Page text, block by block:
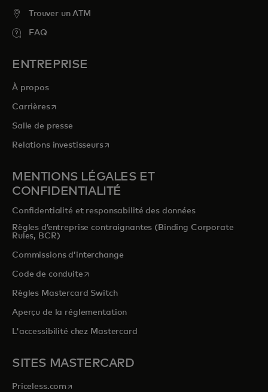
Trouver un ATM
FAQ
ENTREPRISE
À propos
Carrièress’ouvre dans un nouvel onglet
Salle de presse
Relations investisseurss’ouvre dans un nouvel onglet
MENTIONS LÉGALES ET
CONFIDENTIALITÉ
Confidentialité et responsabilité des données
Règles d’entreprise contraignantes (Binding Corporate
Rules, BCR)
Commissions d’interchange
Code de conduites’ouvre dans un nouvel onglet
Règles Mastercard Switch
Aperçu de la réglementation
L'accessibilité chez Mastercard
SITES MASTERCARD
Priceless.com s’ouvre dans un nouvel onglet